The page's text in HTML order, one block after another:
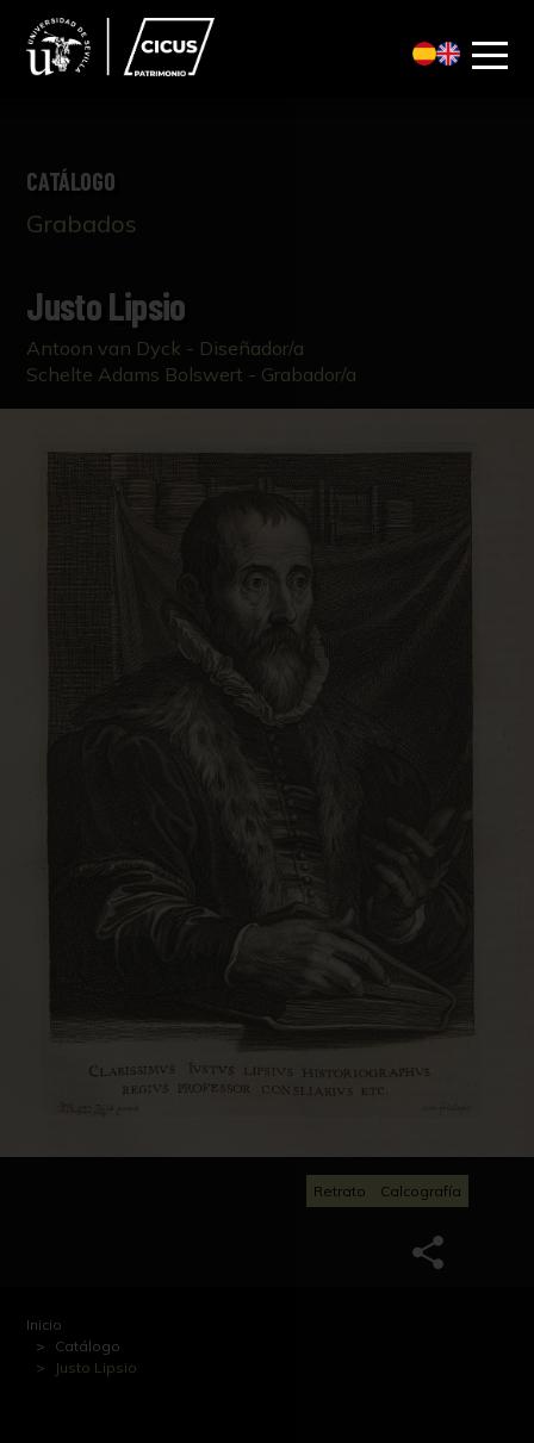
CATÁLOGO
Grabados
Justo Lipsio
Antoon van Dyck - Diseñador/a
Schelte Adams Bolswert - Grabador/a
Retrato Calcografía
Inicio
Catálogo
Justo Lipsio